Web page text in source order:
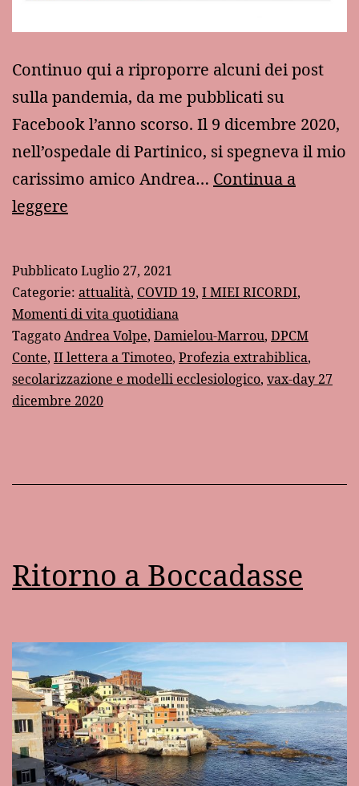
Continuo qui a riproporre alcuni dei post
sulla pandemia, da me pubblicati su
Facebook l’anno scorso. Il 9 dicembre 2020,
nell’ospedale di Partinico, si spegneva il mio
carissimo amico Andrea… Continua a
leggere
di
Covid
–
XIV
PubblicatoLuglio 27, 2021
Categorie: attualità, COVID 19, I MIEI RICORDI,
Momenti di vita quotidiana
TaggatoAndrea Volpe, Damielou-Marrou, DPCM
Conte, II lettera a Timoteo, Profezia extrabiblica,
secolarizzazione e modelli ecclesiologico, vax-day 27
dicembre 2020
Ritorno a Boccadasse